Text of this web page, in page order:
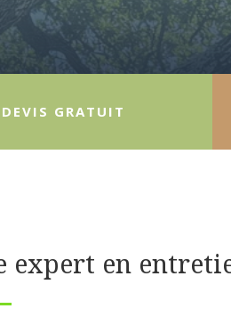
DEVIS GRATUIT
expert en